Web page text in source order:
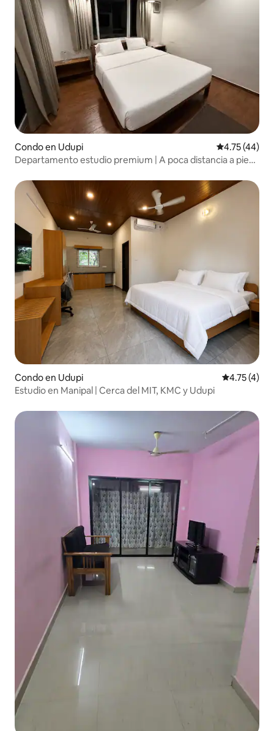
Condo en Udupi Calificación
4.75 (44)
Departamento estudio premium | A poca distancia a pie
Condo en Udupi Calificación
4.75 (4)
Estudio en Manipal | Cerca del MIT, KMC y Udupi